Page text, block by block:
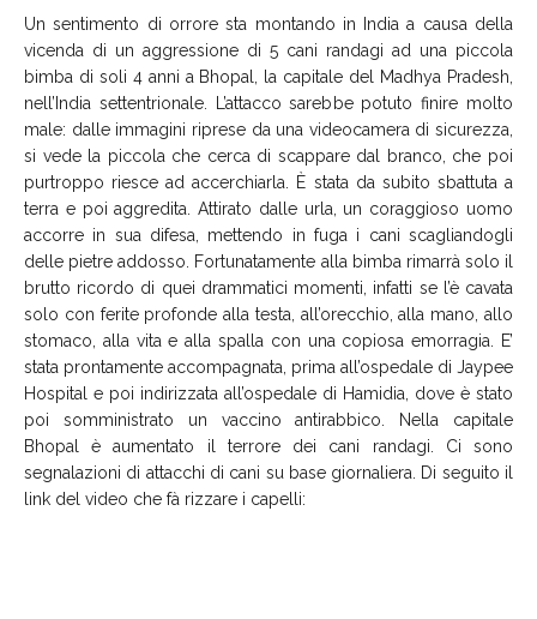
Un sentimento di orrore sta montando in India a causa della
vicenda di un aggressione di 5 cani randagi ad una piccola
bimba di soli 4 anni a Bhopal, la capitale del Madhya Pradesh,
nell’India settentrionale. L’attacco sarebbe potuto finire molto
male: dalle immagini riprese da una videocamera di sicurezza,
si vede la piccola che cerca di scappare dal branco, che poi
purtroppo riesce ad accerchiarla. È stata da subito sbattuta a
terra e poi aggredita. Attirato dalle urla, un coraggioso uomo
accorre in sua difesa, mettendo in fuga i cani scagliandogli
delle pietre addosso. Fortunatamente alla bimba rimarrà solo il
brutto ricordo di quei drammatici momenti, infatti se l’è cavata
solo con ferite profonde alla testa, all’orecchio, alla mano, allo
stomaco, alla vita e alla spalla con una copiosa emorragia. E’
stata prontamente accompagnata, prima all’ospedale di Jaypee
Hospital e poi indirizzata all’ospedale di Hamidia, dove è stato
poi somministrato un vaccino antirabbico. Nella capitale
Bhopal è aumentato il terrore dei cani randagi. Ci sono
segnalazioni di attacchi di cani su base giornaliera. Di seguito il
link del video che fà rizzare i capelli: